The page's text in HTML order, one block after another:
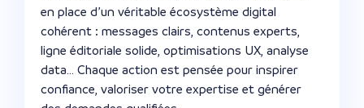
en place d’un véritable écosystème digital
cohérent : messages clairs, contenus experts,
ligne éditoriale solide, optimisations UX, analyse
data… Chaque action est pensée pour inspirer
confiance, valoriser votre expertise et générer